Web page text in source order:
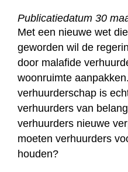
Publicatiedatum 30
Met een nieuwe wet
geworden wil de
door malafide
woonruimte
verhuurderschap is
verhuurders van
verhuurders nieuwe
moeten verhuurders
houden?